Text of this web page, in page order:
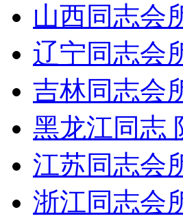
山西同志会
辽宁同志会
吉林同志会
黑龙江同志
江苏同志会
浙江同志会